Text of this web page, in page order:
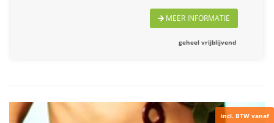
MEER INFORMATIE
geheel vrijblijvend
incl. BTW vanaf